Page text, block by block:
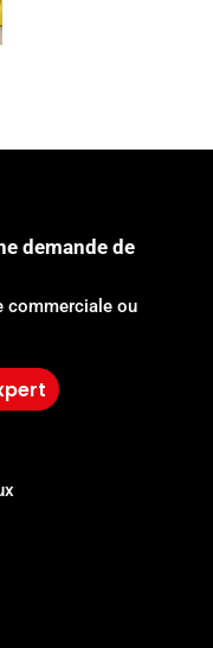
demande de
commerciale ou